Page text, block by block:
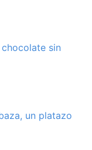
sin
un platazo